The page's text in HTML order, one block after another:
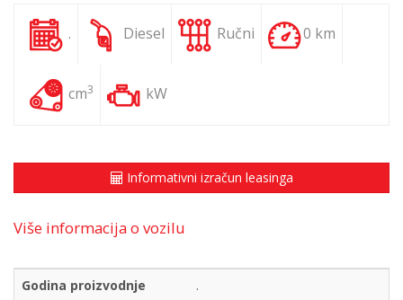
. Diesel Ručni 0 km
cm3 kW
Informativni izračun leasinga
Više informacija o vozilu
Godina proizvodnje
.